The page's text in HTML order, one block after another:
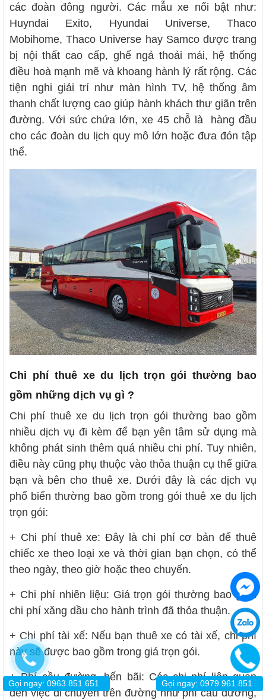
các đoàn đông người. Các mẫu xe nổi bật như:
Huyndai Exito, Hyundai Universe, Thaco
Mobihome, Thaco Universe hay Samco được trang
bị nội thất cao cấp, ghế ngả thoải mái, hệ thống
điều hoà mạnh mẽ và khoang hành lý rất rộng. Các
tiện nghi giải trí như màn hình TV, hệ thống âm
thanh chất lượng cao giúp hành khách thư giãn trên
đường. Với sức chứa lớn, xe 45 chỗ là hàng đầu
cho các đoàn du lịch quy mô lớn hoặc đưa đón tập
thể.
Chi phí thuê xe du lịch trọn gói thường bao
gồm những dịch vụ gì ?
Chi phí thuê xe du lịch trọn gói thường bao gồm
nhiều dịch vụ đi kèm để bạn yên tâm sử dụng mà
không phát sinh thêm quá nhiều chi phí. Tuy nhiên,
điều này cũng phụ thuộc vào thỏa thuận cụ thể giữa
bạn và bên cho thuê xe. Dưới đây là các dịch vụ
phổ biến thường bao gồm trong gói thuê xe du lịch
trọn gói:
+ Chi phí thuê xe: Đây là chi phí cơ bản để thuê
chiếc xe theo loại xe và thời gian bạn chọn, có thể
theo ngày, theo giờ hoặc theo chuyến.
+ Chi phí nhiên liệu: Giá trọn gói thường bao gồm
chi phí xăng dầu cho hành trình đã thỏa thuận.
+ Chi phí tài xế: Nếu bạn thuê xe có tài xế, chi phí
này sẽ được bao gồm trong giá trọn gói.
+ Phí cầu đường, bến bãi: Các chi phí liên quan
đến việc di chuyển trên đường như phí cầu đường,
Gọi ngay: 0979.961.851
Gọi ngay: 0963.851.651